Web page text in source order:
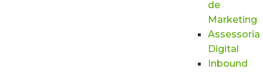
de
Marketing
Assessoria
Digital
Inbound